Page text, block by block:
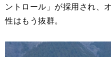
ントロール」が採用され、
性はもう抜群。